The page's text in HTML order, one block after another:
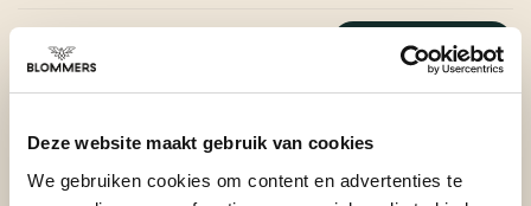
Deze website maakt gebruik van cookies
We gebruiken cookies om content en advertenties te
REVIEWS Add your review